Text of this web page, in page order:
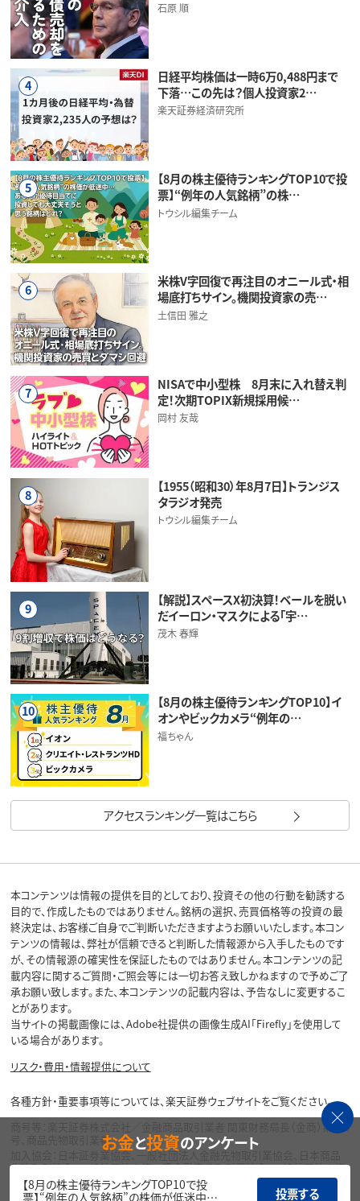
石原 順
4
日経平均株価は一時6万0,488円まで
下落…この先は？個人投資家2…
楽天証券経済研究所
5
【8月の株主優待ランキングTOP10で投
票】“例年の人気銘柄”の株…
トウシル編集チーム
6
米株V字回復で再注目のオニール式・相
場底打ちサイン。機関投資家の売…
土信田 雅之
7
NISAで中小型株 8月末に入れ替え判
定！次期TOPIX新規採用候…
岡村 友哉
8
【1955（昭和30）年8月7日】トランジス
タラジオ発売
トウシル編集チーム
9
【解説】スペースX初決算！ベールを脱い
だイーロン・マスクによる「宇…
茂木 春輝
10
【8月の株主優待ランキングTOP10】イ
オンやビックカメラ“例年の…
福ちゃん
アクセスランキング一覧はこちら
本コンテンツは情報の提供を目的としており、投資その他の行動を勧誘する
目的で、作成したものではありません。銘柄の選択、売買価格等の投資の最
終決定は、お客様ご自身でご判断いただきますようお願いいたします。本コン
テンツの情報は、弊社が信頼できると判断した情報源から入手したものです
が、その情報源の確実性を保証したものではありません。本コンテンツの記
載内容に関するご質問・ご照会等には一切お答え致しかねますので予めご了
承お願い致します。また、本コンテンツの記載内容は、予告なしに変更するこ
とがあります。
当サイトの掲載画像には、Adobe社提供の画像生成AI「Firefly」を使用して
いる場合があります。
リスク・費用・情報提供について
各種方針・重要事項等については、楽天証券ウェブサイトをご覧ください。
商号等：楽天証券株式会社／金融商品取引業者 関東財務局長（金商）第195
号、商品先物取引業者
加入協会：日本証券業協会、一般社団法人金融先物取引業協会、日本商品
先物取引協会、一般社団法人第二種金融商品取引業協会、一般社団法人資
産運用業協会
お金と投資のアンケート
【8月の株主優待ランキングTOP10で投
票】“例年の人気銘柄”の株価が低迷中…
投票する